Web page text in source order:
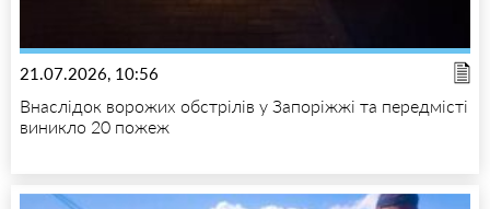
21.07.2026, 10:56
Внаслідок ворожих обстрілів у Запоріжжі та передмісті
виникло 20 пожеж